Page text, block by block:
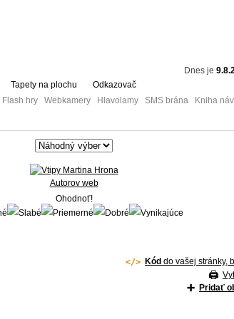
Dnes je
Tapety na plochu
Odkazovač
Flash hry Webkamery Hlavolamy SMS brána Kniha
Autorov web
Ohodnoť!
Kód do vašej stránky,
Pridať